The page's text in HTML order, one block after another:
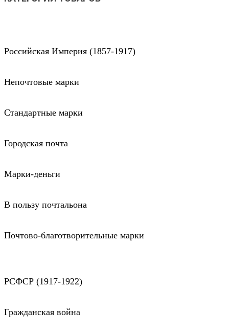
Российская Империя (1857-1917)
Непочтовые марки
Стандартные марки
Городская почта
Марки-деньги
В пользу почтальона
Почтово-благотворительные марки
РСФСР (1917-1922)
Гражданская война